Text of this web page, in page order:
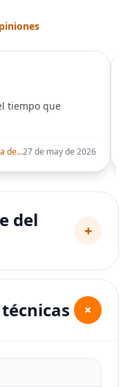
tiempo que
Ohuhu Marcadores de alcohol con punta de pincel – Juego de marcadores artísticos de doble punta con certificación AP para artistas adultos27 de may de 2026
del
+
+